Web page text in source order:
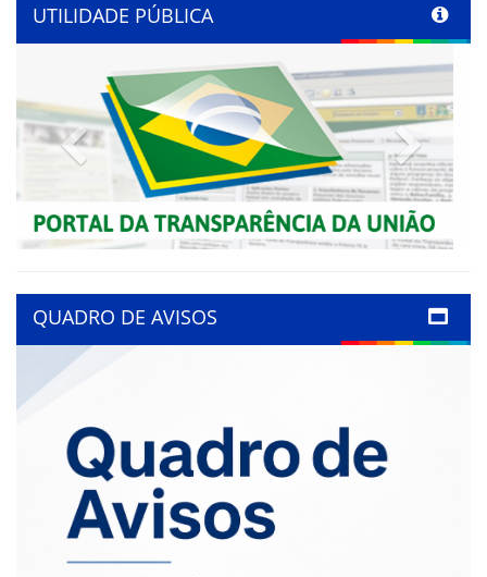
UTILIDADE PÚBLICA
Previous Next
QUADRO DE AVISOS